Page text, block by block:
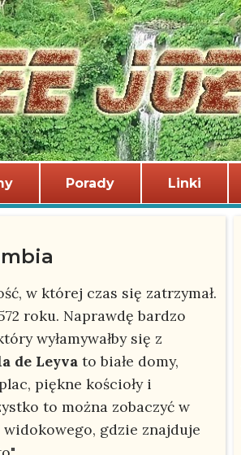
Porady Linki
w której czas się zatrzymał.
roku. Naprawdę bardzo
wyłamywałby się z
de Leyva to białe domy,
piękne kościoły i
to można zobaczyć w
gdzie znajduje